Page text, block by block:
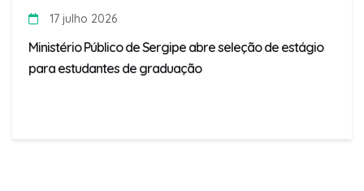
17 julho 2026
Ministério Público de Sergipe abre seleção de estágio
para estudantes de graduação